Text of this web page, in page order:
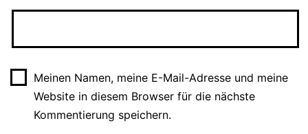
Meinen Namen, meine E-Mail-Adresse und meine
Website in diesem Browser für die nächste
Kommentierung speichern.